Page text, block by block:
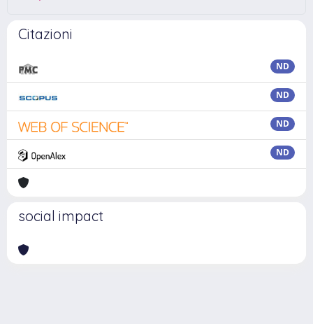
Citazioni
ND
ND
ND
ND
social impact